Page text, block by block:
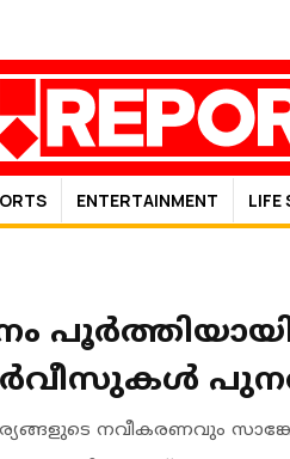
ENTERTAINMENT LIFE
നവീകരണവും